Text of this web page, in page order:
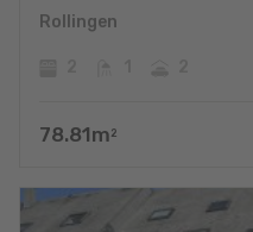
Rollingen
78.81m 2